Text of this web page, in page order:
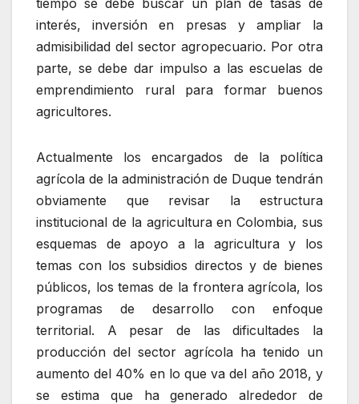
interés, inversión en presas y ampliar la
admisibilidad del sector agropecuario. Por otra
parte, se debe dar impulso a las escuelas de
emprendimiento rural para formar buenos
agricultores.
Actualmente los encargados de la política
agrícola de la administración de Duque tendrán
obviamente que revisar la estructura
institucional de la agricultura en Colombia, sus
esquemas de apoyo a la agricultura y los
temas con los subsidios directos y de bienes
públicos, los temas de la frontera agrícola, los
programas de desarrollo con enfoque
territorial. A pesar de las dificultades la
producción del sector agrícola ha tenido un
aumento del 40% en lo que va del año 2018, y
se estima que ha generado alrededor de